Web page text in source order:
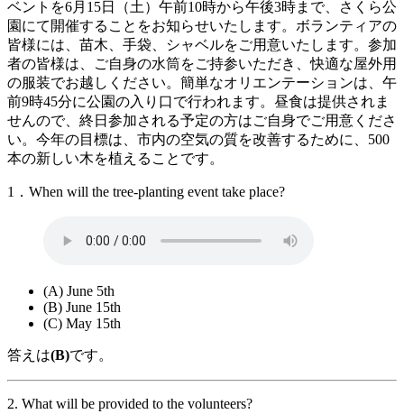
ベントを6月15日（土）午前10時から午後3時まで、さくら公
園にて開催することをお知らせいたします。ボランティアの
皆様には、苗木、手袋、シャベルをご用意いたします。参加
者の皆様は、ご自身の水筒をご持参いただき、快適な屋外用
の服装でお越しください。簡単なオリエンテーションは、午
前9時45分に公園の入り口で行われます。昼食は提供されま
せんので、終日参加される予定の方はご自身でご用意くださ
い。今年の目標は、市内の空気の質を改善するために、500
本の新しい木を植えることです。
1．When will the tree-planting event take place?
(A) June 5th
(B) June 15th
(C) May 15th
答えは(B)です。
2. What will be provided to the volunteers?